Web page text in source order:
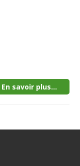
En savoir plus...